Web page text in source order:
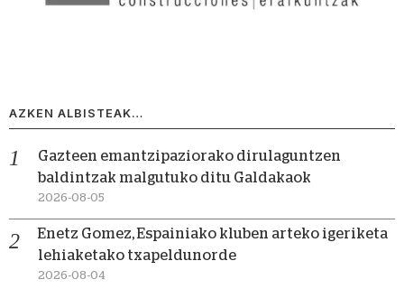
AZKEN ALBISTEAK…
Gazteen emantzipaziorako dirulaguntzen
baldintzak malgutuko ditu Galdakaok
2026-08-05
Enetz Gomez, Espainiako kluben arteko igeriketa
lehiaketako txapeldunorde
2026-08-04